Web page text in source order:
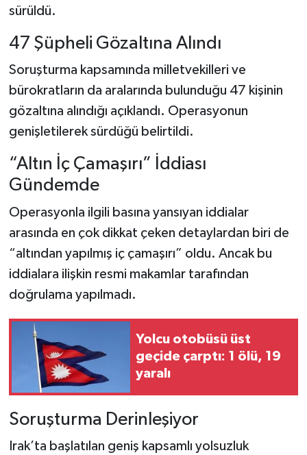
sürüldü.
47 Şüpheli Gözaltına Alındı
Soruşturma kapsamında milletvekilleri ve
bürokratların da aralarında bulunduğu 47 kişinin
gözaltına alındığı açıklandı. Operasyonun
genişletilerek sürdüğü belirtildi.
“Altın İç Çamaşırı” İddiası
Gündemde
Operasyonla ilgili basına yansıyan iddialar
arasında en çok dikkat çeken detaylardan biri de
“altından yapılmış iç çamaşırı” oldu. Ancak bu
iddialara ilişkin resmi makamlar tarafından
doğrulama yapılmadı.
Yolcu otobüsü üst
geçide çarptı: 1 ölü, 19
yaralı
Soruşturma Derinleşiyor
Irak’ta başlatılan geniş kapsamlı yolsuzluk